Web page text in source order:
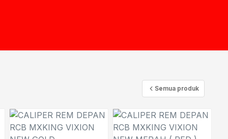
Semua produk